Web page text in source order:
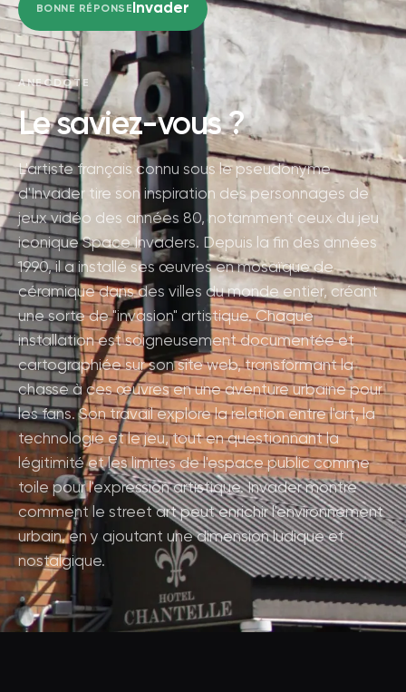
BONNE RÉPONSE Invader
ANECDOTE
Le saviez-vous ?
L'artiste français connu sous le pseudonyme
d'Invader tire son inspiration des personnages de
jeux vidéo des années 80, notamment ceux du jeu
iconique Space Invaders. Depuis la fin des années
1990, il a installé ses œuvres en mosaïque de
céramique dans des villes du monde entier, créant
une sorte de "invasion" artistique. Chaque
installation est soigneusement documentée et
cartographiée sur son site web, transformant la
chasse à ces œuvres en une aventure urbaine pour
les fans. Son travail explore la relation entre l'art, la
technologie et le jeu, tout en questionnant la
légitimité et les limites de l'espace public comme
toile pour l'expression artistique. Invader montre
comment le street art peut enrichir l'environnement
urbain, en y ajoutant une dimension ludique et
nostalgique.